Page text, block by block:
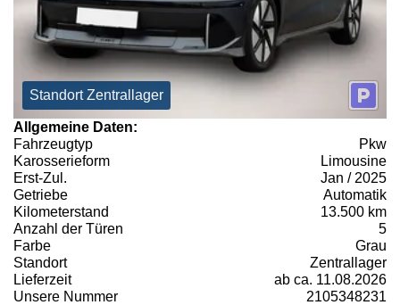
Standort Zentrallager
Allgemeine Daten:
Fahrzeugtyp
Pkw
Karosserieform
Limousine
Erst-Zul.
Jan / 2025
Getriebe
Automatik
Kilometerstand
13.500 km
Anzahl der Türen
5
Farbe
Grau
Standort
Zentrallager
Lieferzeit
ab ca. 11.08.2026
Unsere Nummer
2105348231